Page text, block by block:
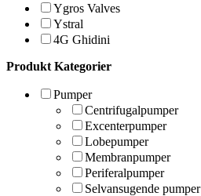
Ygros Valves
Ystral
4G Ghidini
Produkt Kategorier
Pumper
Centrifugalpumper
Excenterpumper
Lobepumper
Membranpumper
Periferalpumper
Selvansugende pumper